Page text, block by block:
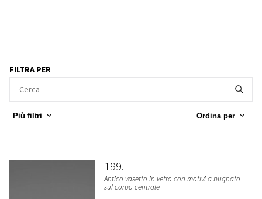
FILTRA PER
Più filtri Ordina per
199
Antico vasetto in vetro con motivi a bugnato
sul corpo centrale